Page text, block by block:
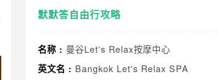
默默答自由行攻略
名称 : 曼谷Let's Relax按摩中心
英文名 : Bangkok Let's Relax SPA